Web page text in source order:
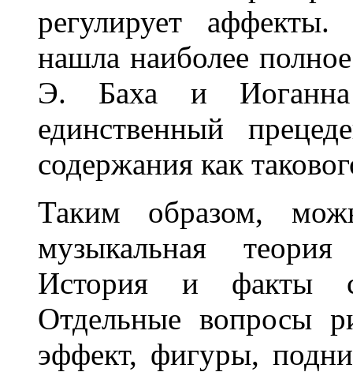
регулирует
нашла наиболее
Э. Баха и Иоганна
единственный
содержания как
Таким образом,
музыкальная
История и факты
Отдельные вопросы
эффект, фигуры,